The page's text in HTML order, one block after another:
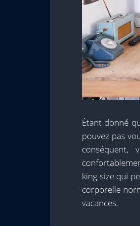
Étant donné
pouvez pas
king-size qui
corporelle
vacances.